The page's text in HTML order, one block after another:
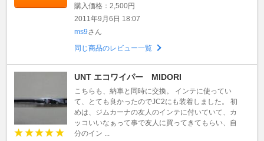
購入価格：2,500円
2011年9月6日 18:07
ms9さん
同じ商品のレビュー一覧
UNT エコワイパー MIDORI
こちらも、納車と同時に交換。 インテに使ってい
て、とても良かったのでJC2にも装着しました。 初
めは、ジムカーナの友人のインテに付いていて、カ
ッコいいなぁって事で友人に買ってきてもらい、自
分のイン ...